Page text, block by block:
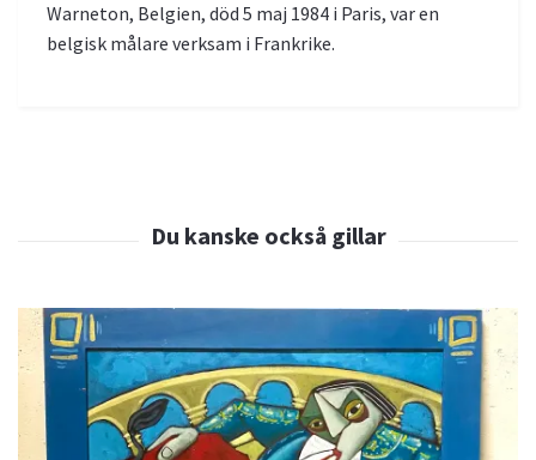
Warneton, Belgien, död 5 maj 1984 i Paris, var en
belgisk målare verksam i Frankrike.